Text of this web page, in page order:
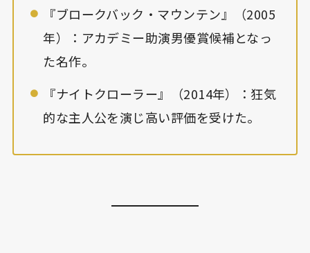
『ブロークバック・マウンテン』（2005
年）：アカデミー助演男優賞候補となっ
た名作。
『ナイトクローラー』（2014年）：狂気
的な主人公を演じ高い評価を受けた。